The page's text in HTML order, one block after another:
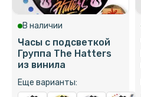
В наличии
Часы с подсветкой
Группа The Hatters
из винила
Еще варианты: